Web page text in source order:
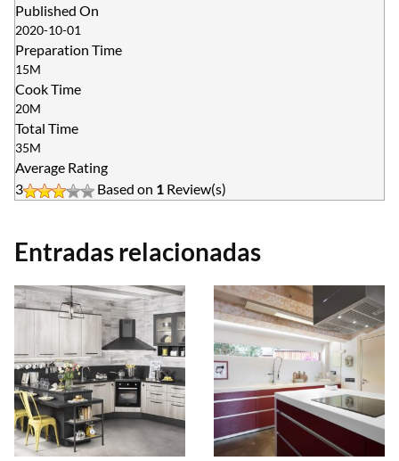
Published On
2020-10-01
Preparation Time
15M
Cook Time
20M
Total Time
35M
Average Rating
3
Based on 1 Review(s)
Entradas relacionadas